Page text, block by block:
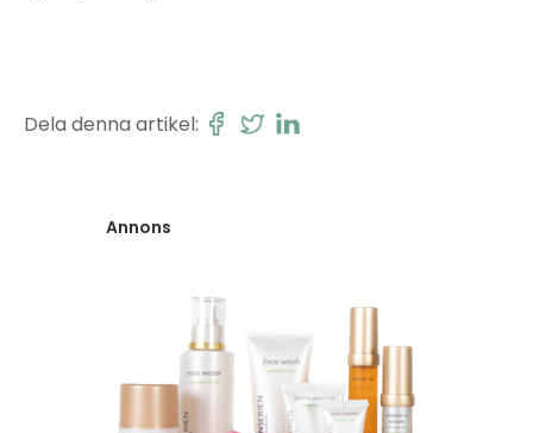
Dela denna artikel:
Annons